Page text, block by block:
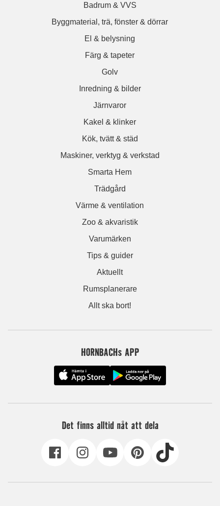
Badrum & VVS
Byggmaterial, trä, fönster & dörrar
El & belysning
Färg & tapeter
Golv
Inredning & bilder
Järnvaror
Kakel & klinker
Kök, tvätt & städ
Maskiner, verktyg & verkstad
Smarta Hem
Trädgård
Värme & ventilation
Zoo & akvaristik
Varumärken
Tips & guider
Aktuellt
Rumsplanerare
Allt ska bort!
HORNBACHs APP
Det finns alltid nåt att dela